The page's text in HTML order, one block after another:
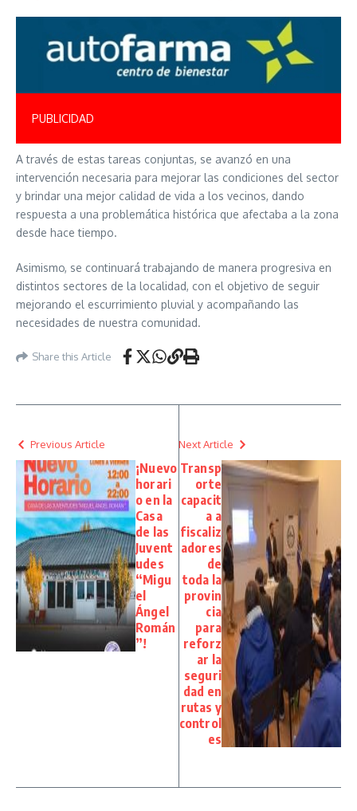
PUBLICIDAD
A través de estas tareas conjuntas, se avanzó en una
intervención necesaria para mejorar las condiciones del sector
y brindar una mejor calidad de vida a los vecinos, dando
respuesta a una problemática histórica que afectaba a la zona
desde hace tiempo.
Asimismo, se continuará trabajando de manera progresiva en
distintos sectores de la localidad, con el objetivo de seguir
mejorando el escurrimiento pluvial y acompañando las
necesidades de nuestra comunidad.
Share this Article
Previous Article
¡Nuevo
horari
o en la
Casa
de las
Juvent
udes
“Migu
el
Ángel
Román
”!
Next Article
Transp
orte
capacit
a a
fiscaliz
adores
de
toda la
provin
cia
para
reforz
ar la
seguri
dad en
rutas y
control
es